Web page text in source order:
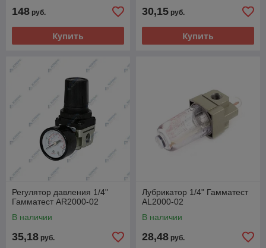
148 руб.
Купить
30,15 руб.
Купить
Регулятор давления 1/4"
Гамматест AR2000-02
В наличии
35,18 руб.
Лубрикатор 1/4" Гамматест
AL2000-02
В наличии
28,48 руб.